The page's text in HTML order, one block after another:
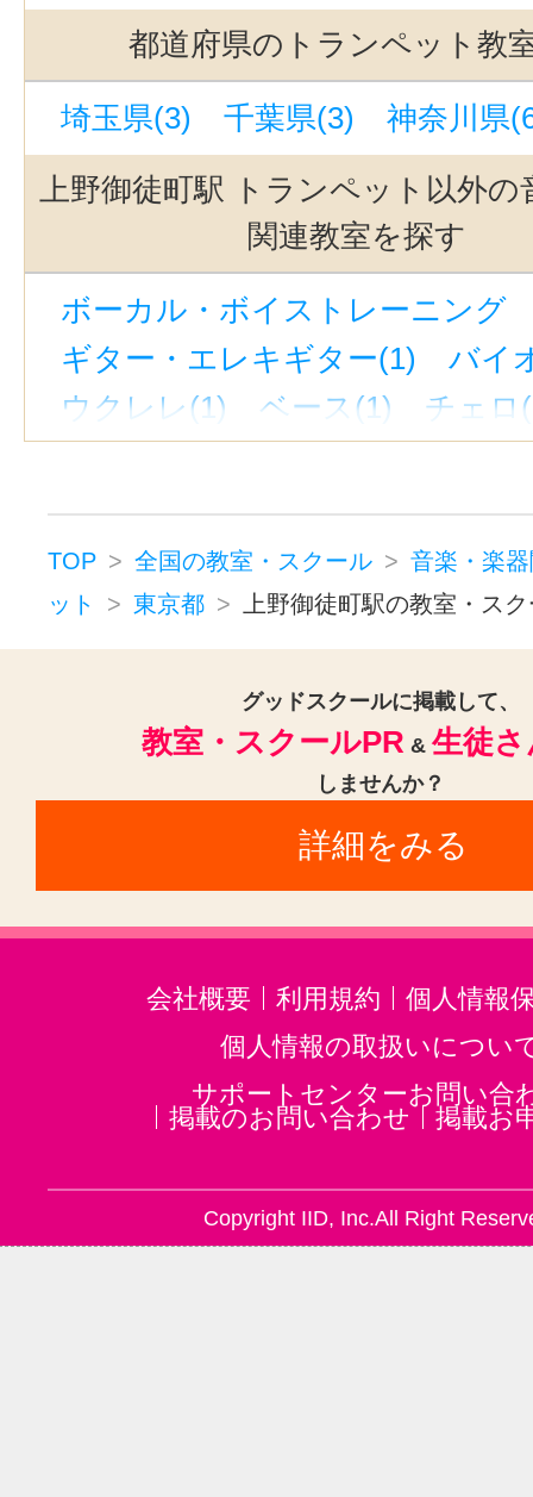
世田谷代田駅(3) 立川駅(3)
代
駒沢大学駅(3)
銀座一丁目駅(3)
自由が丘駅(東京)(3)
吉祥寺駅(3)
西太子堂駅(3)
池袋駅(3)
奥沢
上野駅(3)
若林駅(
緑が丘駅(東京)(3)
池ノ上駅(3)
京成上野駅(3)
恵比寿駅(東京)(3)
立川南駅(2)
東京駅(1)
蒲田駅
京急蒲田駅(1)
神泉駅(1)
蓮沼
新線池袋駅(1)
新大久保駅(1)
都道府県のトランペット教
埼玉県(3) 千葉県(3)
神奈川県
上野御徒町駅 トランペット以外の
関連教室を探す
ボーカル・ボイストレーニング
ギター・エレキギター(1)
バイ
ウクレレ(1)
ベース(1)
チェロ
ジャズピアノ(1)
キーボード・
ドラム(1)
和太鼓(1)
パーカッ
オカリナ(1)
ハーモニカ(1)
トロンボーン(1)
チューバ(1)
クラリネット(1)
ジャズ(1)
民族楽器(1)
二胡(1)
沖縄三線(1)
邦楽・J-POP(1)
音楽・楽器その他(1)
TOP 全国の教室・スクール
音楽・楽
ット
東京都 上野御徒町駅の教室・ス
グッドスクールに掲載して、
教室・スクールPR & 生徒
しませんか？
詳細をみる
会社概要 利用規約
個人情報
個人情報の取扱いについ
サポートセンターお問い合
掲載のお問い合わせ
掲載お
Copyright IID, Inc.All Right